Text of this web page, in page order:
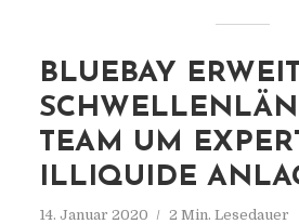
BLUEBAY
TEAM UM
ILLIQUIDE
14. Januar 2020 2 Min. Lesedauer